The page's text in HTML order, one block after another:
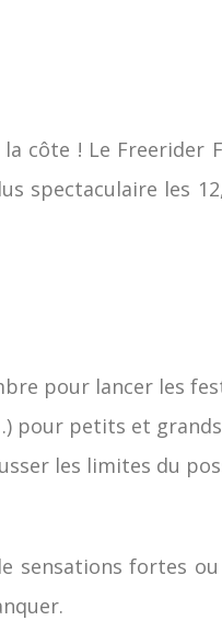
côte ! Le Freerider
spectaculaire les
pour lancer les
pour petits et grands
les limites du
sensations fortes